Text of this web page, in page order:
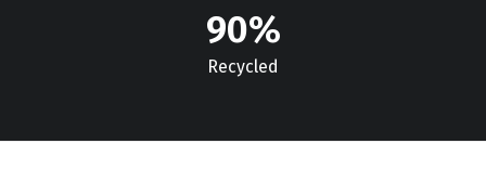
90%
Recycled